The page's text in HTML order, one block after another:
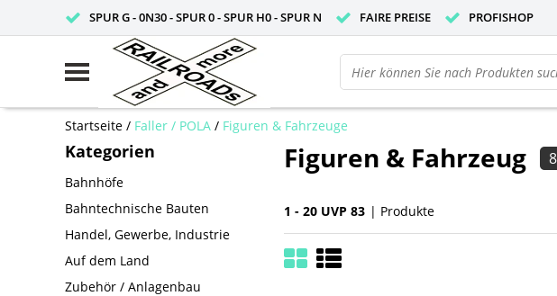
SPUR G - 0N30 - SPUR 0 - SPUR H0 - SPUR N FAIRE PREISE PROFISHOP
Startseite / Faller / POLA / Figuren & Fahrzeuge
Kategorien
Bahnhöfe
Bahntechnische Bauten
Handel, Gewerbe, Industrie
Auf dem Land
Zubehör / Anlagenbau
Figuren & Fahrzeug
1 - 20 UVP 83 | Produkte